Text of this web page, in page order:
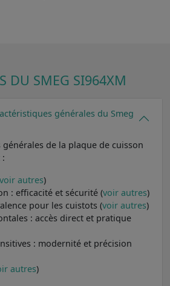
DU SMEG SI964XM
générales du Smeg
de la plaque de cuisson
:
voir autres)
: efficacité et sécurité (voir autres)
pour les cuistots (voir autres)
: accès direct et pratique
: modernité et précision
autres)